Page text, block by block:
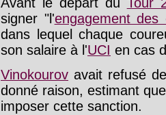
signer "l'engagement
dans lequel chaque
son salaire à l'UCI en cas
Vinokourov avait refusé
donné raison, estimant
imposer cette sanction.